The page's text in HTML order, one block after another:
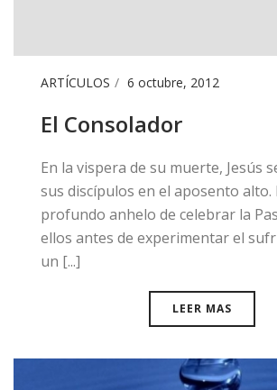
ARTÍCULOS 6 octubre, 2012
El Consolador
​​En la vispera de su muerte, Jesús
sus discípulos en el aposento alto.
profundo anhelo de celebrar la
ellos antes de experimentar el
un [...]
LEER MAS